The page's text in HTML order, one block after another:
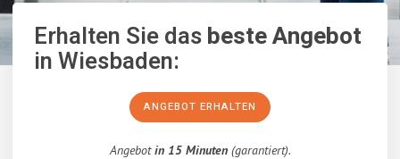
Erhalten Sie dasbeste Angebot
in Wiesbaden:
ANGEBOT ERHALTEN
Angebotin 15 Minuten(garantiert).